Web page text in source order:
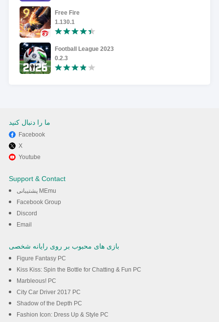
Free Fire
1.130.1
Football League 2023
0.2.3
ما را دنبال کنید
Facebook
X
Youtube
Support & Contact
پشتیبانی MEmu
Facebook Group
Discord
Email
بازی های محبوب بر روی رایانه شخصی
Figure Fantasy PC
Kiss Kiss: Spin the Bottle for Chatting & Fun PC
Marbleous! PC
City Car Driver 2017 PC
Shadow of the Depth PC
Fashion Icon: Dress Up & Style PC